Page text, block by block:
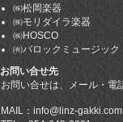
㈱松岡楽器
㈱モリダイラ楽器
㈱HOSCO
㈲バロックミュージック
お問い合せ先
お問い合せは、メール・電
MAIL：info@linz-gakki.com